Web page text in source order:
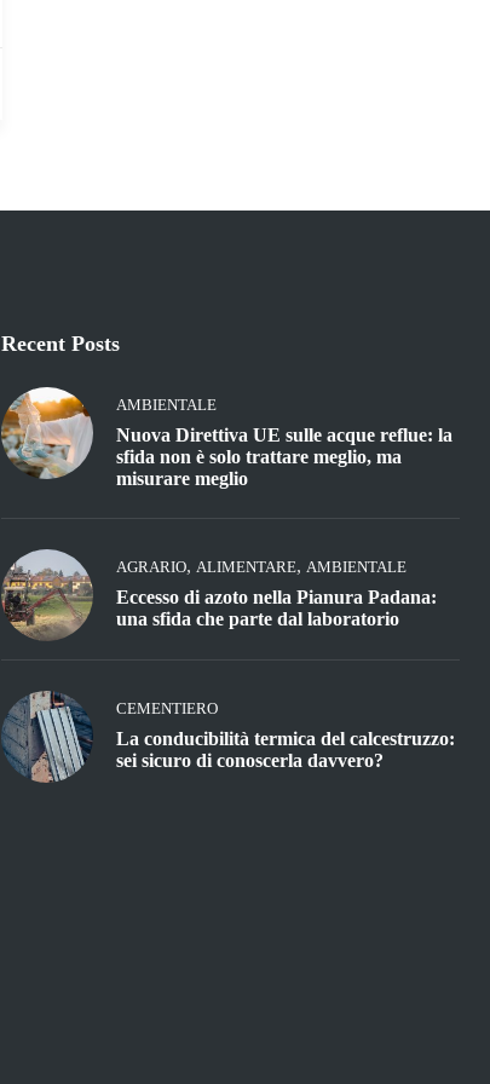
Recent Posts
AMBIENTALE
Nuova Direttiva UE sulle acque reflue: la
sfida non è solo trattare meglio, ma
misurare meglio
AGRARIO, ALIMENTARE, AMBIENTALE
Eccesso di azoto nella Pianura Padana:
una sfida che parte dal laboratorio
CEMENTIERO
La conducibilità termica del calcestruzzo:
sei sicuro di conoscerla davvero?